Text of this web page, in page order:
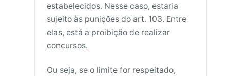
estabelecidos. Nesse caso, estaria
sujeito às punições do art. 103. Entre
elas, está a proibição de realizar
concursos.
Ou seja, se o limite for respeitado,